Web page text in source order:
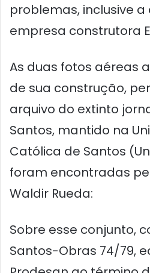
problemas, inclusive
empresa construtora
As duas fotos aéreas
de sua construção,
arquivo do extinto
Santos, mantido na
Católica de Santos
foram encontradas
Waldir Rueda:
Sobre esse conjunto,
Santos-Obras 74/79,